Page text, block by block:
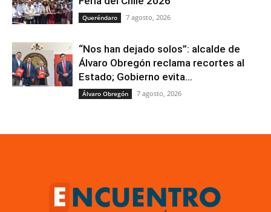
Queréndaro 7 agosto, 2026
“Nos han dejado solos”: alcalde de
Álvaro Obregón reclama recortes al
Estado; Gobierno evita...
Álvaro Obregón 7 agosto, 2026